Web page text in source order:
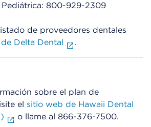
800-929-2309
de proveedores dentales
Delta Dental .
sobre el plan de
el sitio web de Hawaii Dental
o llame al 866-376-7500.